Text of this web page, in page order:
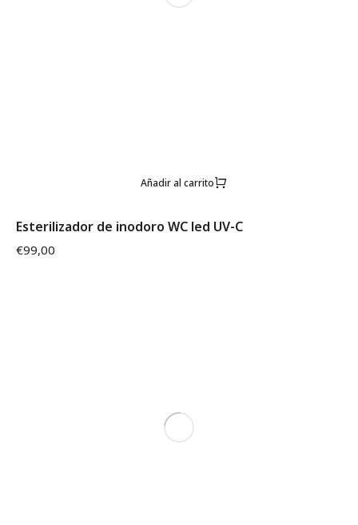
Añadir al carrito
Esterilizador de inodoro WC led UV-C
€99,00